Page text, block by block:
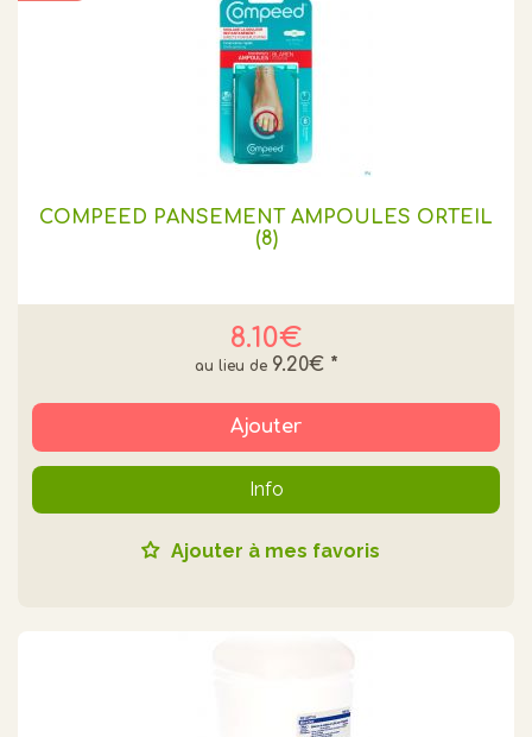
COMPEED PANSEMENT AMPOULES ORTEIL
(8)
8.10€
9.20€ *
Ajouter
Info
Ajouter à mes favoris